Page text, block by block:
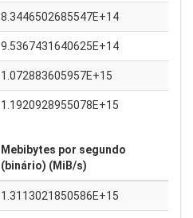
8.3446502685547E+14
9.5367431640625E+14
1.072883605957E+15
1.1920928955078E+15
Mebibytes por segundo
(binário) (MiB/s)
1.3113021850586E+15